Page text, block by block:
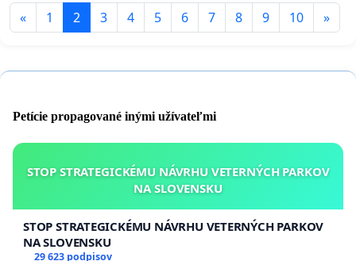
« 1 2 3 4 5 6 7 8 9 10 »
Petície propagované inými užívateľmi
STOP STRATEGICKÉMU NÁVRHU VETERNÝCH PARKOV
NA SLOVENSKU
STOP STRATEGICKÉMU NÁVRHU VETERNÝCH PARKOV
NA SLOVENSKU
29 623 podpisov